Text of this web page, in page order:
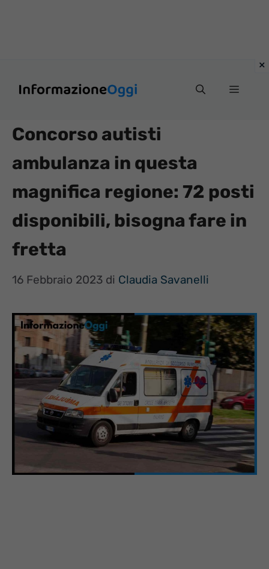
Menu
Concorso autisti
ambulanza in questa
magnifica regione: 72 posti
disponibili, bisogna fare in
fretta
16 Febbraio 2023 di Claudia Savanelli